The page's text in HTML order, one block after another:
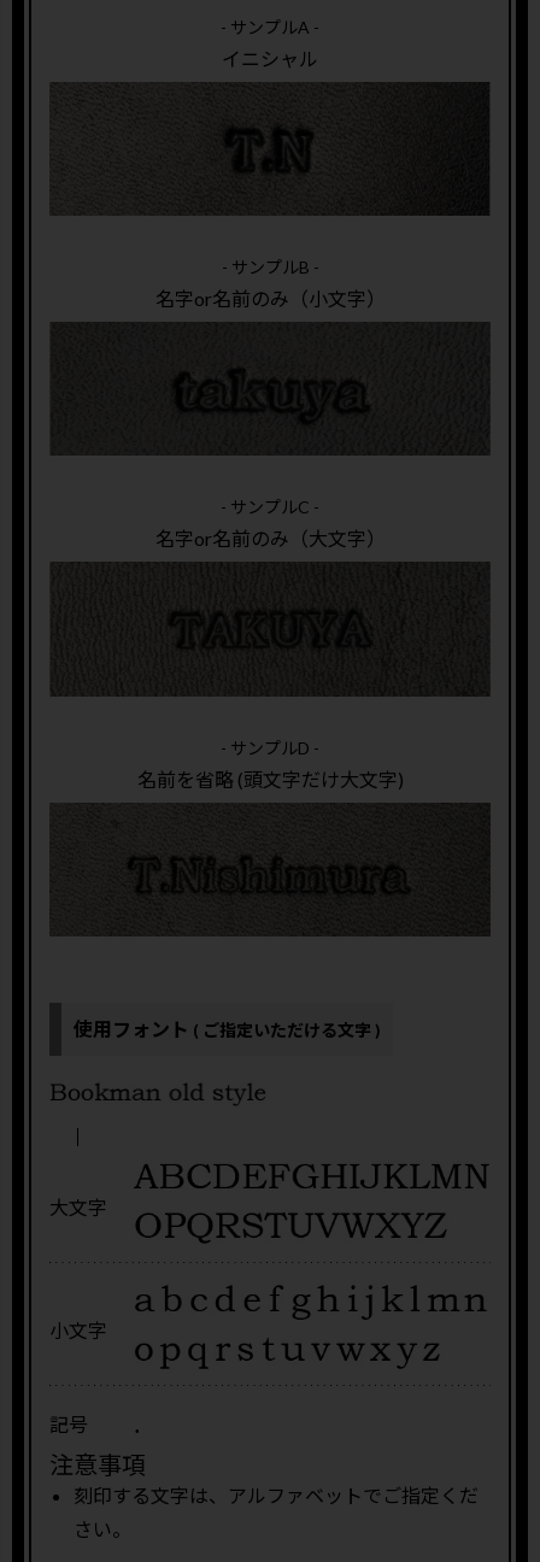
- サンプルA -
イニシャル
- サンプルB -
名字or名前のみ（小文字）
- サンプルC -
名字or名前のみ（大文字）
- サンプルD -
名前を省略 (頭文字だけ大文字)
使用フォント ( ご指定いただける文字 )
大文字
小文字
記号 .
注意事項
刻印する文字は、アルファベットでご指定くだ
さい。